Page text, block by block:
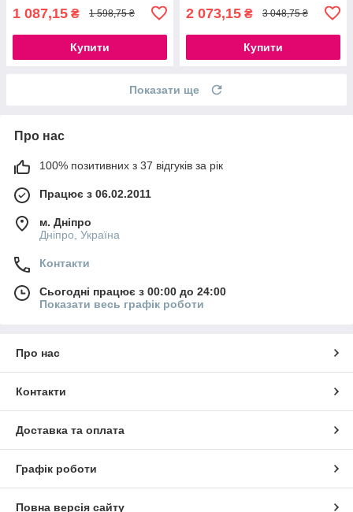
1 087,15 ₴ 1 598,75 ₴
Купити
2 073,15 ₴ 3 048,75 ₴
Купити
Показати ще
Про нас
100% позитивних з 37 відгуків за рік
Працює з 06.02.2011
м. Дніпро
Дніпро, Україна
Контакти
Сьогодні працює з 00:00 до 24:00
Показати весь графік роботи
Про нас
Контакти
Доставка та оплата
Графік роботи
Повна версія сайту